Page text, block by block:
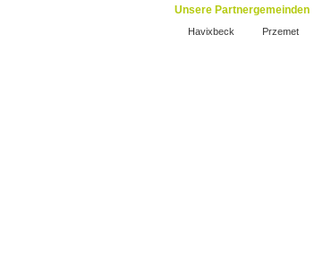
Unsere Partnergemeinden
Havixbeck Przemet